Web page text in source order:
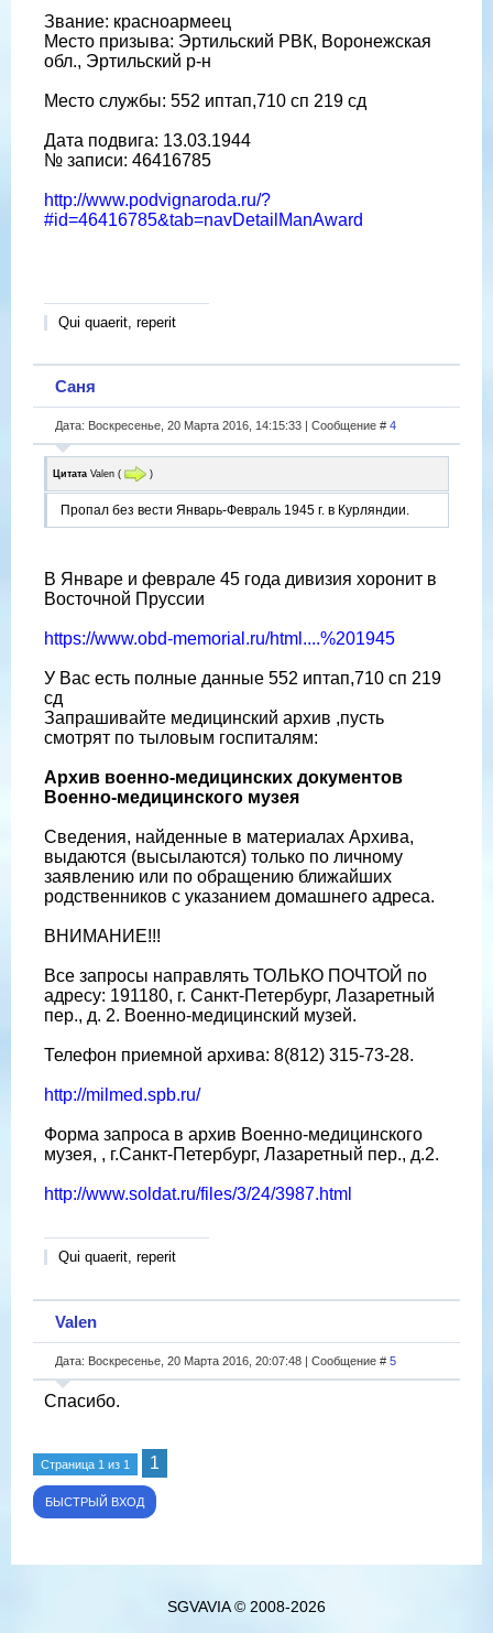
Звание: красноармеец
Место призыва: Эртильский РВК, Воронежская
обл., Эртильский р-н
Место службы: 552 иптап,710 сп 219 сд
Дата подвига: 13.03.1944
№ записи: 46416785
http://www.podvignaroda.ru/?
#id=46416785&tab=navDetailManAward
Qui quaerit, reperit
Саня
Дата: Воскресенье, 20 Марта 2016, 14:15:33 | Сообщение # 4
Цитата Valen ( )
Пропал без вести Январь-Февраль 1945 г. в Курляндии.
В Январе и феврале 45 года дивизия хоронит в
Восточной Пруссии
https://www.obd-memorial.ru/html....%201945
У Вас есть полные данные 552 иптап,710 сп 219
сд
Запрашивайте медицинский архив ,пусть
смотрят по тыловым госпиталям:
Архив военно-медицинских документов
Военно-медицинского музея
Сведения, найденные в материалах Архива,
выдаются (высылаются) только по личному
заявлению или по обращению ближайших
родственников с указанием домашнего адреса.
ВНИМАНИЕ!!!
Все запросы направлять ТОЛЬКО ПОЧТОЙ по
адресу: 191180, г. Санкт-Петербург, Лазаретный
пер., д. 2. Военно-медицинский музей.
Телефон приемной архива: 8(812) 315-73-28.
http://milmed.spb.ru/
Форма запроса в архив Военно-медицинского
музея, , г.Санкт-Петербург, Лазаретный пер., д.2.
http://www.soldat.ru/files/3/24/3987.html
Qui quaerit, reperit
Valen
Дата: Воскресенье, 20 Марта 2016, 20:07:48 | Сообщение # 5
Спасибо.
Страница 1 из 1 1
SGVAVIA © 2008-2026